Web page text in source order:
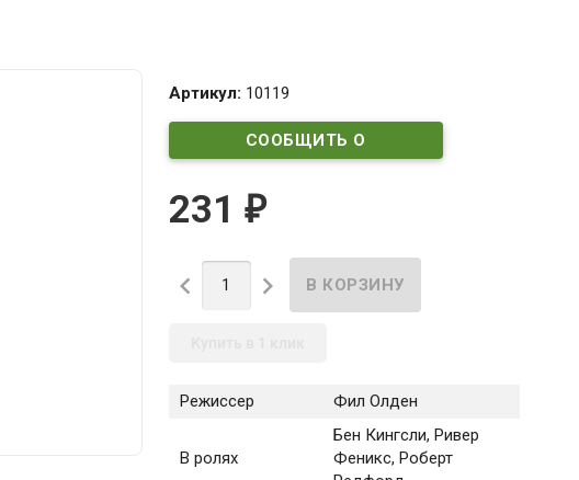
Артикул: 10119
СООБЩИТЬ О
231 ₽
 
Режиссер Фил Олден
В ролях
Бен Кингсли, Ривер
Феникс, Роберт